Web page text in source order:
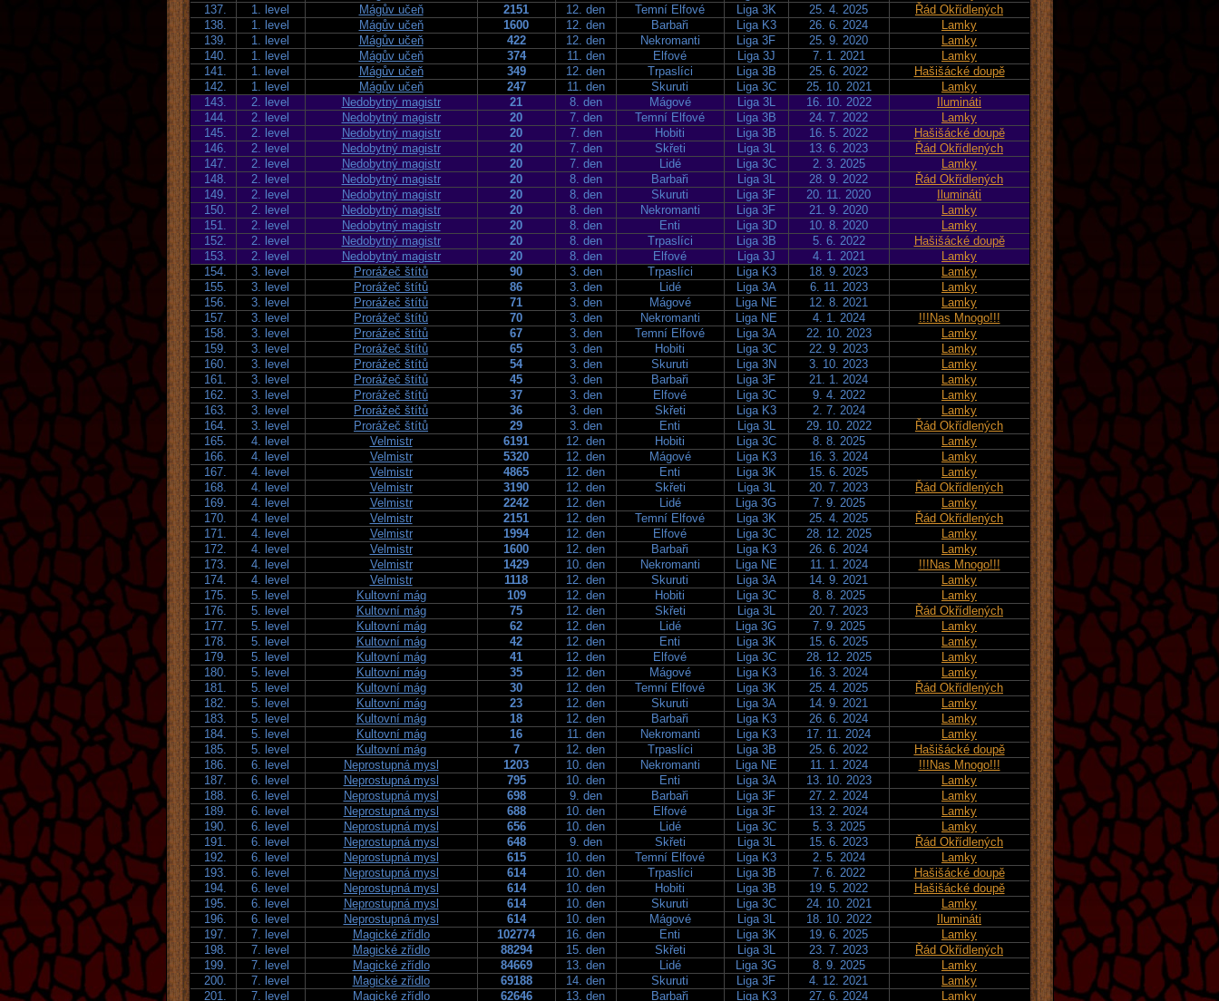
137.
1. level Mágův učeň 2151 12. den Temní Elfové Liga 3K 25. 4. 2025
Řád Okřídlených
138.
1. level Mágův učeň 1600 12. den Barbaři Liga K3 26. 6. 2024
Lamky
139.
1. level Mágův učeň 422 12. den Nekromanti Liga 3F 25. 9. 2020
Lamky
140.
1. level Mágův učeň 374 11. den Elfové Liga 3J 7. 1. 2021
Lamky
141.
1. level Mágův učeň 349 12. den Trpaslíci Liga 3B 25. 6. 2022
Hašišácké doupě
142.
1. level Mágův učeň 247 11. den Skuruti Liga 3C 25. 10. 2021
Lamky
143.
2. level Nedobytný magistr 21 8. den Mágové Liga 3L 16. 10. 2022
Ilumináti
144.
2. level Nedobytný magistr 20 7. den Temní Elfové Liga 3B 24. 7. 2022
Lamky
145.
2. level Nedobytný magistr 20 7. den Hobiti Liga 3B 16. 5. 2022
Hašišácké doupě
146.
2. level Nedobytný magistr 20 7. den Skřeti Liga 3L 13. 6. 2023
Řád Okřídlených
147.
2. level Nedobytný magistr 20 7. den Lidé Liga 3C 2. 3. 2025
Lamky
148.
2. level Nedobytný magistr 20 8. den Barbaři Liga 3L 28. 9. 2022
Řád Okřídlených
149.
2. level Nedobytný magistr 20 8. den Skuruti Liga 3F 20. 11. 2020
Ilumináti
150.
2. level Nedobytný magistr 20 8. den Nekromanti Liga 3F 21. 9. 2020
Lamky
151.
2. level Nedobytný magistr 20 8. den Enti Liga 3D 10. 8. 2020
Lamky
152.
2. level Nedobytný magistr 20 8. den Trpaslíci Liga 3B 5. 6. 2022
Hašišácké doupě
153.
2. level Nedobytný magistr 20 8. den Elfové Liga 3J 4. 1. 2021
Lamky
154.
3. level Prorážeč štítů 90 3. den Trpaslíci Liga K3 18. 9. 2023
Lamky
155.
3. level Prorážeč štítů 86 3. den Lidé Liga 3A 6. 11. 2023
Lamky
156.
3. level Prorážeč štítů 71 3. den Mágové Liga NE 12. 8. 2021
Lamky
157.
3. level Prorážeč štítů 70 3. den Nekromanti Liga NE 4. 1. 2024
!!!Nas Mnogo!!!
158.
3. level Prorážeč štítů 67 3. den Temní Elfové Liga 3A 22. 10. 2023
Lamky
159.
3. level Prorážeč štítů 65 3. den Hobiti Liga 3C 22. 9. 2023
Lamky
160.
3. level Prorážeč štítů 54 3. den Skuruti Liga 3N 3. 10. 2023
Lamky
161.
3. level Prorážeč štítů 45 3. den Barbaři Liga 3F 21. 1. 2024
Lamky
162.
3. level Prorážeč štítů 37 3. den Elfové Liga 3C 9. 4. 2022
Lamky
163.
3. level Prorážeč štítů 36 3. den Skřeti Liga K3 2. 7. 2024
Lamky
164.
3. level Prorážeč štítů 29 3. den Enti Liga 3L 29. 10. 2022
Řád Okřídlených
165.
4. level Velmistr 6191 12. den Hobiti Liga 3C 8. 8. 2025
Lamky
166.
4. level Velmistr 5320 12. den Mágové Liga K3 16. 3. 2024
Lamky
167.
4. level Velmistr 4865 12. den Enti Liga 3K 15. 6. 2025
Lamky
168.
4. level Velmistr 3190 12. den Skřeti Liga 3L 20. 7. 2023
Řád Okřídlených
169.
4. level Velmistr 2242 12. den Lidé Liga 3G 7. 9. 2025
Lamky
170.
4. level Velmistr 2151 12. den Temní Elfové Liga 3K 25. 4. 2025
Řád Okřídlených
171.
4. level Velmistr 1994 12. den Elfové Liga 3C 28. 12. 2025
Lamky
172.
4. level Velmistr 1600 12. den Barbaři Liga K3 26. 6. 2024
Lamky
173.
4. level Velmistr 1429 10. den Nekromanti Liga NE 11. 1. 2024
!!!Nas Mnogo!!!
174.
4. level Velmistr 1118 12. den Skuruti Liga 3A 14. 9. 2021
Lamky
175.
5. level Kultovní mág 109 12. den Hobiti Liga 3C 8. 8. 2025
Lamky
176.
5. level Kultovní mág 75 12. den Skřeti Liga 3L 20. 7. 2023
Řád Okřídlených
177.
5. level Kultovní mág 62 12. den Lidé Liga 3G 7. 9. 2025
Lamky
178.
5. level Kultovní mág 42 12. den Enti Liga 3K 15. 6. 2025
Lamky
179.
5. level Kultovní mág 41 12. den Elfové Liga 3C 28. 12. 2025
Lamky
180.
5. level Kultovní mág 35 12. den Mágové Liga K3 16. 3. 2024
Lamky
181.
5. level Kultovní mág 30 12. den Temní Elfové Liga 3K 25. 4. 2025
Řád Okřídlených
182.
5. level Kultovní mág 23 12. den Skuruti Liga 3A 14. 9. 2021
Lamky
183.
5. level Kultovní mág 18 12. den Barbaři Liga K3 26. 6. 2024
Lamky
184.
5. level Kultovní mág 16 11. den Nekromanti Liga K3 17. 11. 2024
Lamky
185.
5. level Kultovní mág 7 12. den Trpaslíci Liga 3B 25. 6. 2022
Hašišácké doupě
186.
6. level Neprostupná mysl 1203 10. den Nekromanti Liga NE 11. 1. 2024
!!!Nas Mnogo!!!
187.
6. level Neprostupná mysl 795 10. den Enti Liga 3A 13. 10. 2023
Lamky
188.
6. level Neprostupná mysl 698 9. den Barbaři Liga 3F 27. 2. 2024
Lamky
189.
6. level Neprostupná mysl 688 10. den Elfové Liga 3F 13. 2. 2024
Lamky
190.
6. level Neprostupná mysl 656 10. den Lidé Liga 3C 5. 3. 2025
Lamky
191.
6. level Neprostupná mysl 648 9. den Skřeti Liga 3L 15. 6. 2023
Řád Okřídlených
192.
6. level Neprostupná mysl 615 10. den Temní Elfové Liga K3 2. 5. 2024
Lamky
193.
6. level Neprostupná mysl 614 10. den Trpaslíci Liga 3B 7. 6. 2022
Hašišácké doupě
194.
6. level Neprostupná mysl 614 10. den Hobiti Liga 3B 19. 5. 2022
Hašišácké doupě
195.
6. level Neprostupná mysl 614 10. den Skuruti Liga 3C 24. 10. 2021
Lamky
196.
6. level Neprostupná mysl 614 10. den Mágové Liga 3L 18. 10. 2022
Ilumináti
197.
7. level Magické zřídlo 102774 16. den Enti Liga 3K 19. 6. 2025
Lamky
198.
7. level Magické zřídlo 88294 15. den Skřeti Liga 3L 23. 7. 2023
Řád Okřídlených
199.
7. level Magické zřídlo 84669 13. den Lidé Liga 3G 8. 9. 2025
Lamky
200.
7. level Magické zřídlo 69188 14. den Skuruti Liga 3F 4. 12. 2021
Lamky
201.
7. level Magické zřídlo 62646 13. den Barbaři Liga K3 27. 6. 2024 Lamky